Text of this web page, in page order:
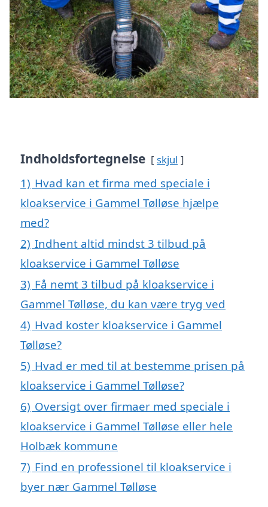
Indholdsfortegnelse skjul
1) Hvad kan et firma med speciale i
kloakservice i Gammel Tølløse hjælpe
med?
2) Indhent altid mindst 3 tilbud på
kloakservice i Gammel Tølløse
3) Få nemt 3 tilbud på kloakservice i
Gammel Tølløse, du kan være tryg ved
4) Hvad koster kloakservice i Gammel
Tølløse?
5) Hvad er med til at bestemme prisen på
kloakservice i Gammel Tølløse?
6) Oversigt over firmaer med speciale i
kloakservice i Gammel Tølløse eller hele
Holbæk kommune
7) Find en professionel til kloakservice i
byer nær Gammel Tølløse